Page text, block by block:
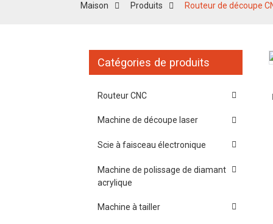
Maison Produits Routeur de découpe
Catégories de produits
Routeur CNC
Machine de découpe laser
Scie à faisceau électronique
Machine de polissage de diamant
acrylique
Machine à tailler
Loading...
Loading...